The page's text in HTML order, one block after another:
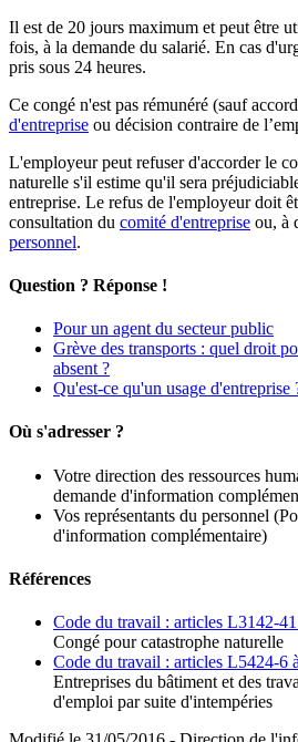
Il est de 20 jours maximum et peut être
fois, à la demande du salarié. En cas
pris sous 24 heures.
Ce congé n'est pas rémunéré (sauf
d'entreprise ou décision contraire de
L'employeur peut refuser d'accorder le
naturelle s'il estime qu'il sera
entreprise. Le refus de l'employeur doit
consultation du comité d'entreprise ou, à
personnel.
Question ? Réponse !
Pour un agent du secteur public
Grève des transports : quel droit
absent ?
Qu'est-ce qu'un usage d'entreprise
Où s'adresser ?
Votre direction des ressources
demande d'information
Vos représentants du personnel
d'information complémentaire)
Références
Code du travail : articles L3142-
Congé pour catastrophe naturelle
Code du travail : articles L5424-6
Entreprises du bâtiment et des
d'emploi par suite d'intempéries